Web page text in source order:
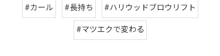
#カール
#長持ち
#ハリウッドブロウリフト
#マツエクで変わる